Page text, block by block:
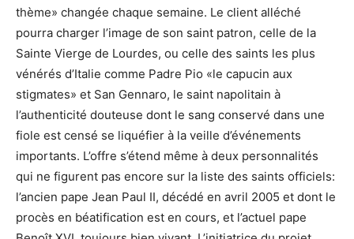
thème» changée chaque semaine. Le client alléché
pourra charger l’image de son saint patron, celle de la
Sainte Vierge de Lourdes, ou celle des saints les plus
vénérés d’Italie comme Padre Pio «le capucin aux
stigmates» et San Gennaro, le saint napolitain à
l’authenticité douteuse dont le sang conservé dans une
fiole est censé se liquéfier à la veille d’événements
importants. L’offre s’étend même à deux personnalités
qui ne figurent pas encore sur la liste des saints officiels:
l’ancien pape Jean Paul II, décédé en avril 2005 et dont le
procès en béatification est en cours, et l’actuel pape